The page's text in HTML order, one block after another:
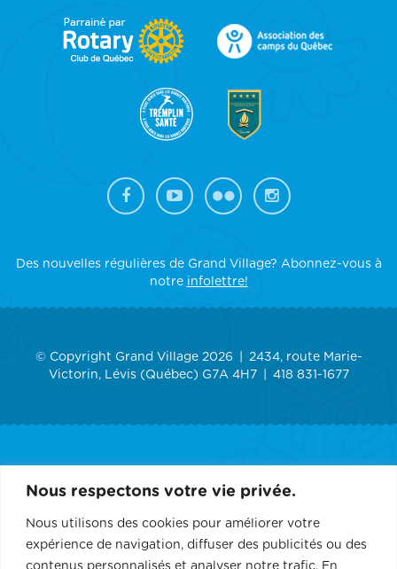
Nous respectons votre vie privée.
Nous utilisons des cookies pour améliorer votre
expérience de navigation, diffuser des publicités ou des
contenus personnalisés et analyser notre trafic. En
FOOTER
SIDEBAR
Des nouvelles régulières de Grand Village? Abonnez-vous à
notre infolettre!
© Copyright Grand Village 2026
2434, route Marie-
Victorin, Lévis (Québec) G7A 4H7
418 831-1677
GRAND VILLAGE
SERVICES